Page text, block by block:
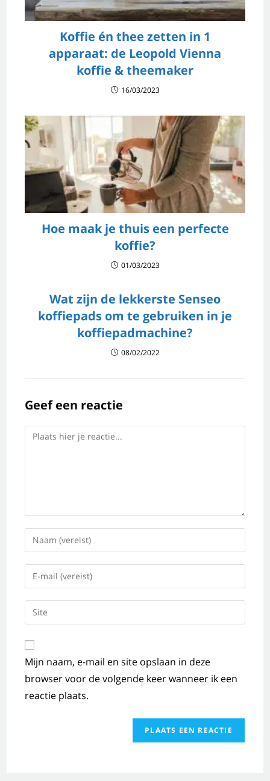
Koffie én thee zetten in 1
apparaat: de Leopold Vienna
koffie & theemaker
16/03/2023
Hoe maak je thuis een perfecte
koffie?
01/03/2023
Wat zijn de lekkerste Senseo
koffiepads om te gebruiken in je
koffiepadmachine?
08/02/2022
Geef een reactie
Mijn naam, e-mail en site opslaan in deze
browser voor de volgende keer wanneer ik een
reactie plaats.